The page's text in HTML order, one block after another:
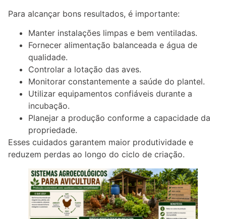
Para alcançar bons resultados, é importante:
Manter instalações limpas e bem ventiladas.
Fornecer alimentação balanceada e água de
qualidade.
Controlar a lotação das aves.
Monitorar constantemente a saúde do plantel.
Utilizar equipamentos confiáveis durante a
incubação.
Planejar a produção conforme a capacidade da
propriedade.
Esses cuidados garantem maior produtividade e
reduzem perdas ao longo do ciclo de criação.